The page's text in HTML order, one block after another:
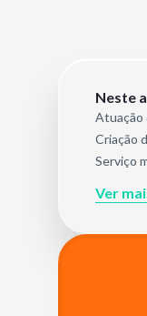
Neste
Atuação
Criação
Serviço
Ver